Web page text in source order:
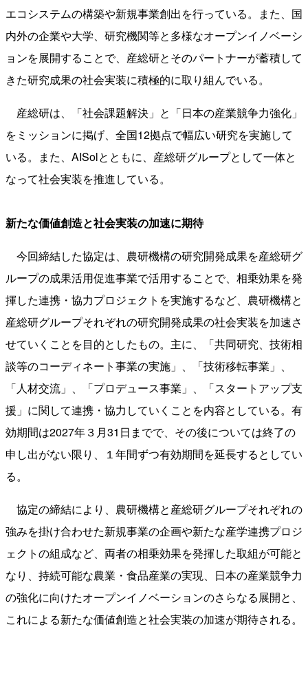
エコシステムの構築や新規事業創出を行っている。また、国
内外の企業や大学、研究機関等と多様なオープンイノベーシ
ョンを展開することで、産総研とそのパートナーが蓄積して
きた研究成果の社会実装に積極的に取り組んでいる。
産総研は、「社会課題解決」と「日本の産業競争力強化」
をミッションに掲げ、全国12拠点で幅広い研究を実施して
いる。また、AISolとともに、産総研グループとして一体と
なって社会実装を推進している。
新たな価値創造と社会実装の加速に期待
今回締結した協定は、農研機構の研究開発成果を産総研グ
ループの成果活用促進事業で活用することで、相乗効果を発
揮した連携・協力プロジェクトを実施するなど、農研機構と
産総研グループそれぞれの研究開発成果の社会実装を加速さ
せていくことを目的としたもの。主に、「共同研究、技術相
談等のコーディネート事業の実施」、「技術移転事業」、
「人材交流」、「プロデュース事業」、「スタートアップ支
援」に関して連携・協力していくことを内容としている。有
効期間は2027年３月31日までで、その後については終了の
申し出がない限り、１年間ずつ有効期間を延長するとしてい
る。
協定の締結により、農研機構と産総研グループそれぞれの
強みを掛け合わせた新規事業の企画や新たな産学連携プロジ
ェクトの組成など、両者の相乗効果を発揮した取組が可能と
なり、持続可能な農業・食品産業の実現、日本の産業競争力
の強化に向けたオープンイノベーションのさらなる展開と、
これによる新たな価値創造と社会実装の加速が期待される。